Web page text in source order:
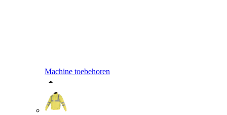
Machine toebehoren